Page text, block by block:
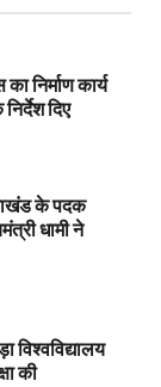
निर्माण कार्य
दिए
के पदक
धामी ने
विश्वविद्यालय
की